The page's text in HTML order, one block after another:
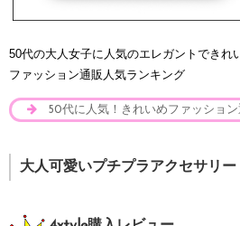
50代の大人女子に人気のエレガントできれ
ファッション通販人気ランキング
50代に人気！きれいめファッショ
大人可愛いプチプラアクセサリー